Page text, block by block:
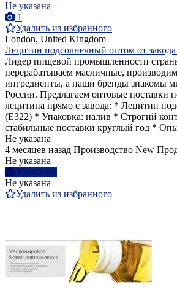
Не указана
1
Удалить из избранного
London, United Kingdom
Лецитин подсолнечный оптом от
Лидер пищевой промышленности
перерабатываем масличные,
ингредиенты, а наши бренды знакомы
России. Предлагаем оптовые поставки
лецитина прямо с завода: * Лецитин
(Е322) * Упаковка: налив * Строгий
стабильные поставки круглый год *
Не указана
4 месяцев назад Производство New
Не указана
Написать
Не указана
Удалить из избранного